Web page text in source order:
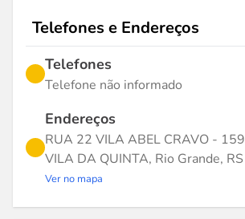
Telefones e Endereços
Telefones
Telefone não informado
Endereços
RUA 22 VILA ABEL CRAVO - 159
VILA DA QUINTA, Rio Grande, RS
Ver no mapa